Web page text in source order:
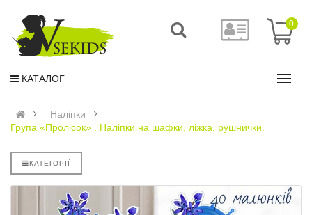
0
КАТАЛОГ
Наліпки
Група «Пролісок» . Наліпки на шафки, ліжка, рушнички.
КАТЕГОРІЇ